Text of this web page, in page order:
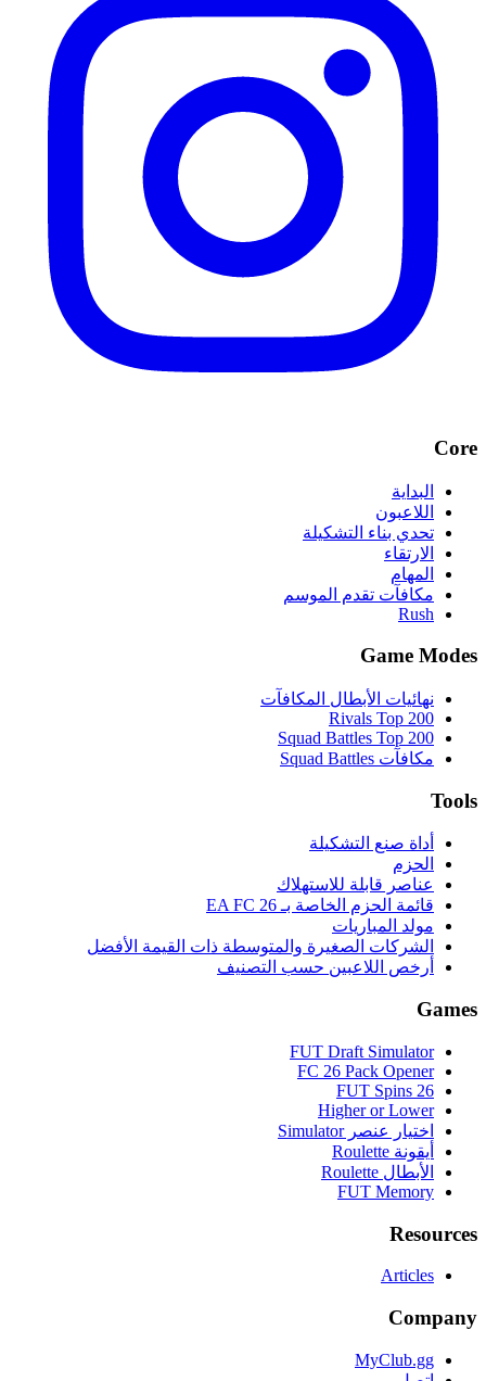
Core
البداية
اللاعبون
تحدي بناء التشكيلة
الارتقاء
المهام
مكافآت تقدم الموسم
Rush
Game Modes
نهائيات الأبطال المكافآت
Rivals Top 200
Squad Battles Top 200
مكافآت Squad Battles
Tools
أداة صنع التشكيلة
الحزم
عناصر قابلة للاستهلاك
قائمة الحزم الخاصة بـ EA FC 26
مولد المباريات
الشركات الصغيرة والمتوسطة ذات القيمة الأفضل
أرخص اللاعبين حسب التصنيف
Games
FUT Draft Simulator
FC 26 Pack Opener
FUT Spins 26
Higher or Lower
اختيار عنصر Simulator
أيقونة Roulette
الأبطال Roulette
FUT Memory
Resources
Articles
Company
MyClub.gg